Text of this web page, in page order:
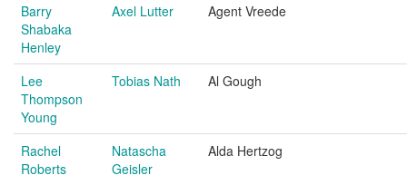
Barry
Shabaka
Henley
Axel Lutter Agent Vreede
Lee
Thompson
Young
Tobias Nath Al Gough
Rachel
Roberts
Natascha
Geisler
Alda Hertzog